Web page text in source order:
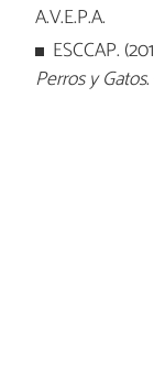
A.V.E.P.A.
ESCCAP.
Perros y Gatos.